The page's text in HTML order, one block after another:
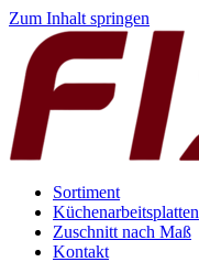
Zum Inhalt springen
Sortiment
Küchenarbeitsplatten
Zuschnitt nach Maß
Kontakt